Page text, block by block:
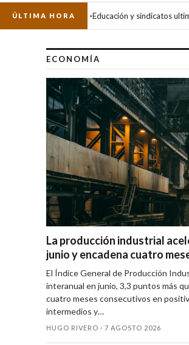
Financial
ÚLTIMA HORA
● Educación y sindicatos ultiman el decreto que
ECONOMÍA
La producción industrial
junio y encadena cuatro
El Índice General de Producción
interanual en junio, 3,3 puntos más
cuatro meses consecutivos en
intermedios y…
HUGO RIVERO · 7 AGOSTO 2026